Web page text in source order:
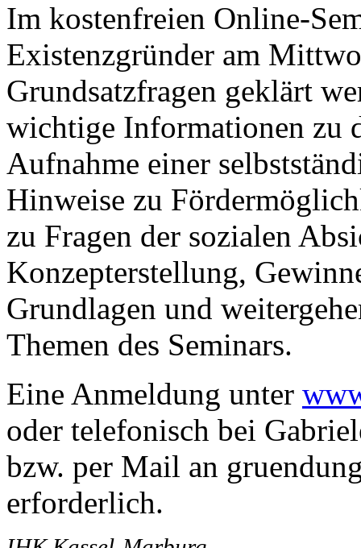
Im kostenfreien Online-
Existenzgründer am
Grundsatzfragen geklärt
wichtige Informationen zu
Aufnahme einer
Hinweise zu
zu Fragen der sozialen
Konzepterstellung,
Grundlagen und
Themen des Seminars.
Eine Anmeldung unter
oder telefonisch bei
bzw. per Mail an
erforderlich.